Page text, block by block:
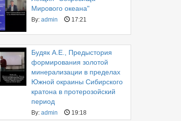
Мирового океана"
By: admin 17:21
Будяк А.Е., Предыстория
формирования золотой
минерализации в пределах
Южной окраины Сибирского
кратона в протерозойский
период
By: admin 19:18